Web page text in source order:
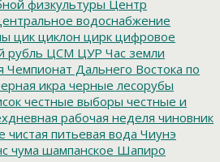
физкультуры Центр
водоснабжение
цик циклон цирк цифровое
рубль ЦСМ ЦУР Час земли
Чемпионат Дальнего Востока по
икра черные лесорубы
честные выборы честные и
рабочая неделя чиновник
чистая питьевая вода Чиунэ
чума шампанское Шапиро